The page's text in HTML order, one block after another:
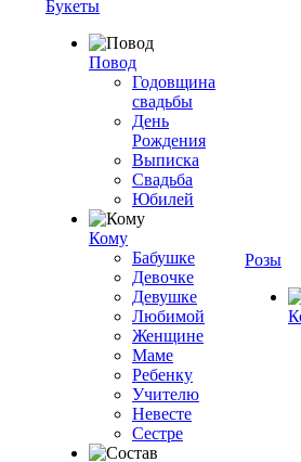
Букеты
Повод
Годовщина
свадьбы
День
Рождения
Выписка
Свадьба
Юбилей
Кому
Бабушке
Девочке
Девушке
Любимой
Женщине
Маме
Ребенку
Учителю
Невесте
Сестре
Розы